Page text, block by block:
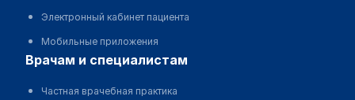
Электронный кабинет пациента
Мобильные приложения
врачам и специалистам
Частная врачебная практика